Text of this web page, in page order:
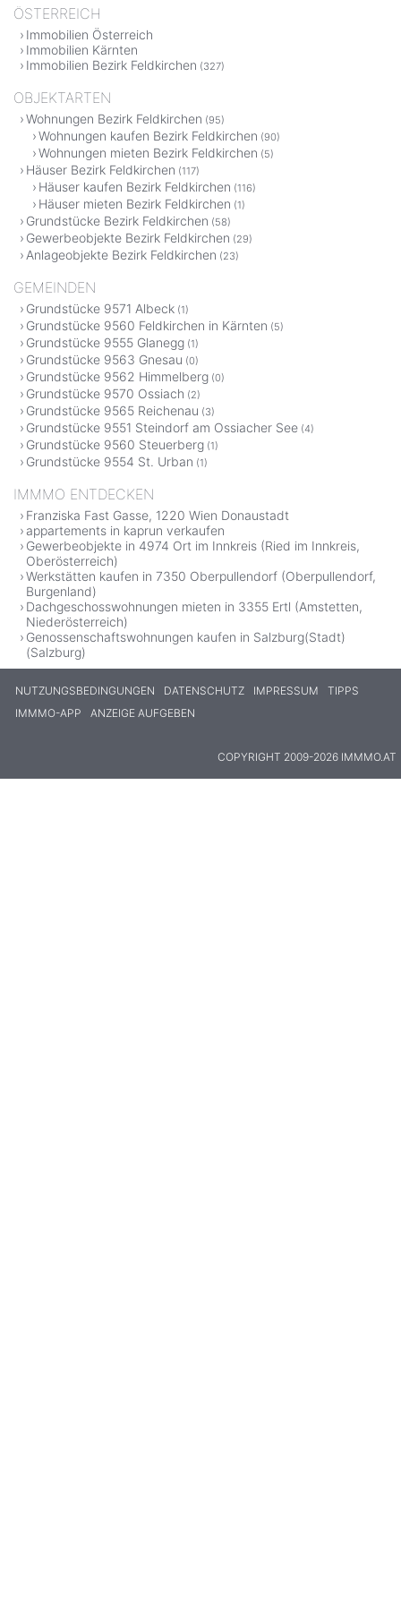
ÖSTERREICH
Immobilien Österreich
Immobilien Kärnten
Immobilien Bezirk Feldkirchen (327)
OBJEKTARTEN
Wohnungen Bezirk Feldkirchen (95)
Wohnungen kaufen Bezirk Feldkirchen (90)
Wohnungen mieten Bezirk Feldkirchen (5)
Häuser Bezirk Feldkirchen (117)
Häuser kaufen Bezirk Feldkirchen (116)
Häuser mieten Bezirk Feldkirchen (1)
Grundstücke Bezirk Feldkirchen (58)
Gewerbeobjekte Bezirk Feldkirchen (29)
Anlageobjekte Bezirk Feldkirchen (23)
GEMEINDEN
Grundstücke 9571 Albeck (1)
Grundstücke 9560 Feldkirchen in Kärnten (5)
Grundstücke 9555 Glanegg (1)
Grundstücke 9563 Gnesau (0)
Grundstücke 9562 Himmelberg (0)
Grundstücke 9570 Ossiach (2)
Grundstücke 9565 Reichenau (3)
Grundstücke 9551 Steindorf am Ossiacher See (4)
Grundstücke 9560 Steuerberg (1)
Grundstücke 9554 St. Urban (1)
IMMMO ENTDECKEN
Franziska Fast Gasse, 1220 Wien Donaustadt
appartements in kaprun verkaufen
Gewerbeobjekte in 4974 Ort im Innkreis (Ried im Innkreis,
Oberösterreich)
Werkstätten kaufen in 7350 Oberpullendorf (Oberpullendorf,
Burgenland)
Dachgeschosswohnungen mieten in 3355 Ertl (Amstetten,
Niederösterreich)
Genossenschaftswohnungen kaufen in Salzburg(Stadt)
(Salzburg)
NUTZUNGSBEDINGUNGEN DATENSCHUTZ IMPRESSUM
TIPPS
IMMMO-APP
ANZEIGE AUFGEBEN
COPYRIGHT 2009-2026 IMMMO.AT